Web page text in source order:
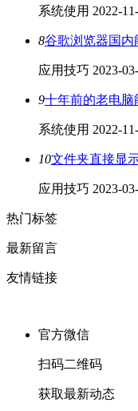
系统使用 2022-
8谷歌浏览器国
应用技巧 2023-
9十年前的老电脑
系统使用 2022-
10文件夹直接显
应用技巧 2023-
热门标签
最新留言
友情链接
官方微信
扫码二维码
获取最新动态